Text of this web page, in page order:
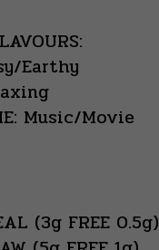
Earthy
Music/Movie
(3g FREE 0.5g)